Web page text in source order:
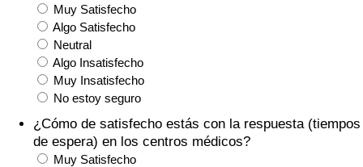
Muy Satisfecho
Algo Satisfecho
Neutral
Algo Insatisfecho
Muy Insatisfecho
No estoy seguro
¿Cómo de satisfecho estás con la respuesta (tiempos
de espera) en los centros médicos?
Muy Satisfecho
Índice de Tráfico (Actual)
Índice de Tráfico por País